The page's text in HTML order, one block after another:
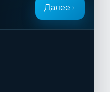
Далее→